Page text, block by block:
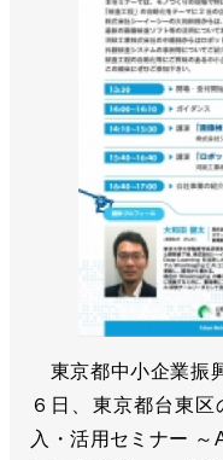
東京都中小企業振
６日、東京都台東
入・活用セミナー